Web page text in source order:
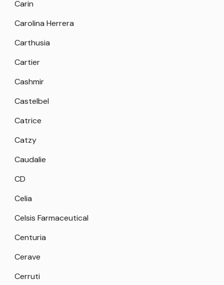
Carin
Carolina Herrera
Carthusia
Cartier
Cashmir
Castelbel
Catrice
Catzy
Caudalie
CD
Celia
Celsis Farmaceutical
Centuria
Cerave
Cerruti